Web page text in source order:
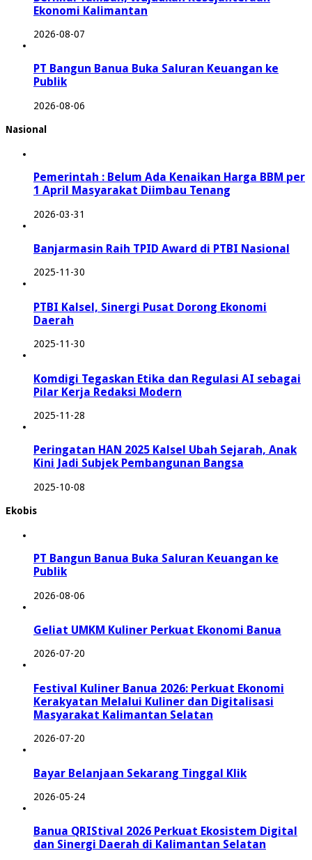
Ekonomi Kalimantan
2026-08-07
PT Bangun Banua Buka Saluran Keuangan ke
Publik
2026-08-06
Nasional
Pemerintah : Belum Ada Kenaikan Harga BBM per
1 April Masyarakat Diimbau Tenang
2026-03-31
Banjarmasin Raih TPID Award di PTBI Nasional
2025-11-30
PTBI Kalsel, Sinergi Pusat Dorong Ekonomi
Daerah
2025-11-30
Komdigi Tegaskan Etika dan Regulasi AI sebagai
Pilar Kerja Redaksi Modern
2025-11-28
Peringatan HAN 2025 Kalsel Ubah Sejarah, Anak
Kini Jadi Subjek Pembangunan Bangsa
2025-10-08
Ekobis
PT Bangun Banua Buka Saluran Keuangan ke
Publik
2026-08-06
Geliat UMKM Kuliner Perkuat Ekonomi Banua
2026-07-20
Festival Kuliner Banua 2026: Perkuat Ekonomi
Kerakyatan Melalui Kuliner dan Digitalisasi
Masyarakat Kalimantan Selatan
2026-07-20
Bayar Belanjaan Sekarang Tinggal Klik
2026-05-24
Banua QRIStival 2026 Perkuat Ekosistem Digital
dan Sinergi Daerah di Kalimantan Selatan